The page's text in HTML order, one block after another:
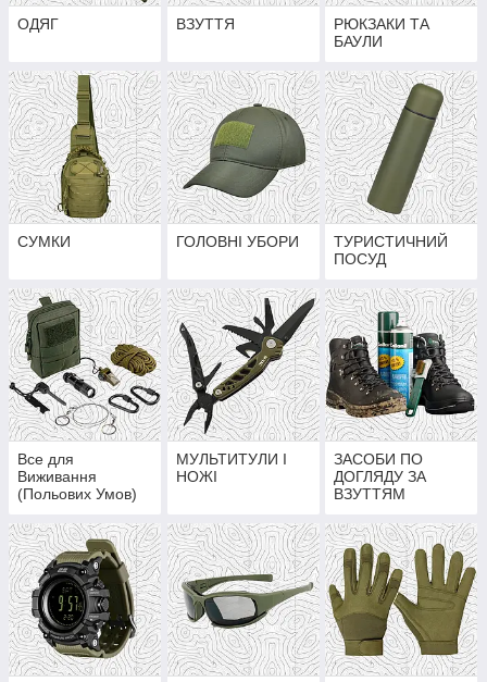
ОДЯГ ВЗУТТЯ
РЮКЗАКИ ТА
БАУЛИ
СУМКИ ГОЛОВНІ УБОРИ
ТУРИСТИЧНИЙ
ПОСУД
Все для
Виживання
(Польових Умов)
МУЛЬТИТУЛИ І
НОЖІ
ЗАСОБИ ПО
ДОГЛЯДУ ЗА
ВЗУТТЯМ